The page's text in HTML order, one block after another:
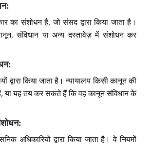
का संशोधन है, जो संसद द्वारा किया जाता है।
संविधान या अन्य दस्तावेज़ में संशोधन कर
द्वारा किया जाता है। न्यायालय किसी कानून की
या यह तय कर सकते हैं कि वह कानून संविधान के
अधिकारियों द्वारा किया जाता है। वे नियमों